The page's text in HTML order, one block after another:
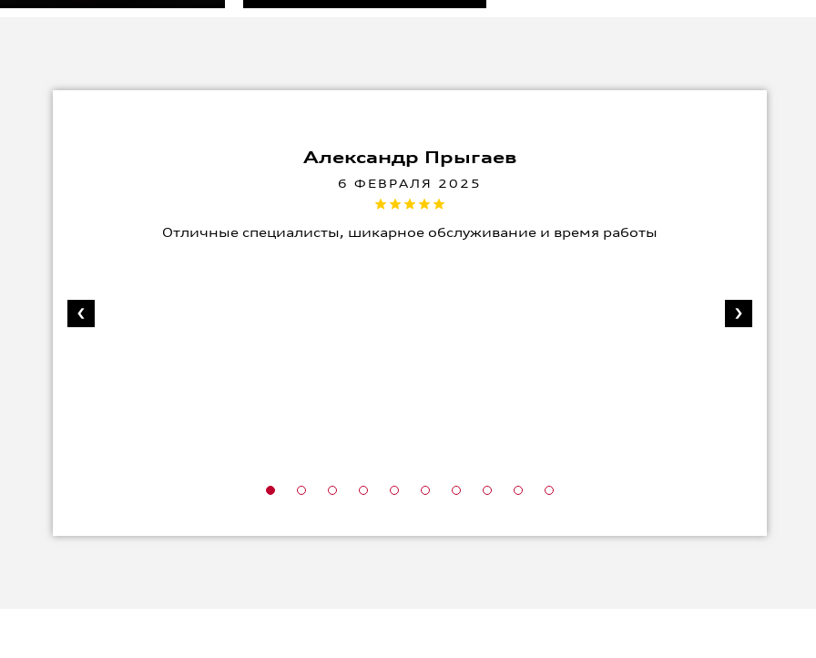
Александр Прыгаев
6 ФЕВРАЛЯ 2025
Отличные специалисты, шикарное обслуживание и время работы